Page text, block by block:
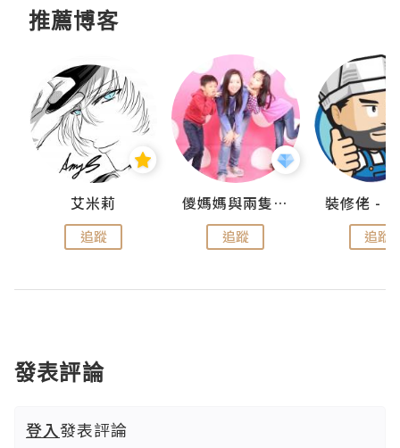
推薦博客
艾米莉
追蹤
儍媽媽與兩隻小魔怪之家
追蹤 追蹤
發表評論
登入發表評論